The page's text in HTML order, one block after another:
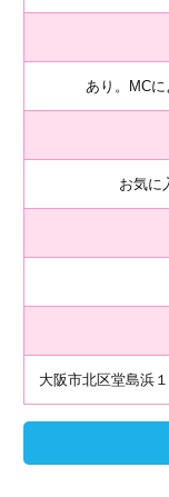
あり。MCに
お気に
大阪市北区堂島浜